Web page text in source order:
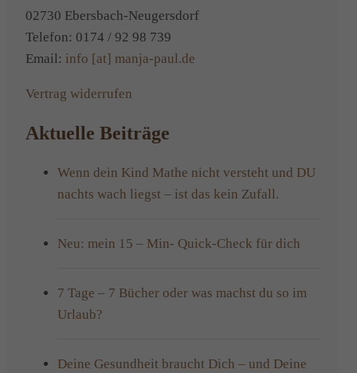
02730 Ebersbach-Neugersdorf
Telefon: 0174 / 92 98 739
Email: info [at] manja-paul.de
Vertrag widerrufen
Aktuelle Beiträge
Wenn dein Kind Mathe nicht versteht und DU
nachts wach liegst – ist das kein Zufall.
Neu: mein 15 – Min- Quick-Check für dich
7 Tage – 7 Bücher oder was machst du so im
Urlaub?
Deine Gesundheit braucht Dich – und Deine